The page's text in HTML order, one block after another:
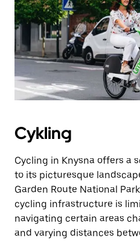
Cykling
Cycling in Knysna offers a
to its picturesque
Garden Route National
cycling infrastructure is
navigating certain areas
and varying distances